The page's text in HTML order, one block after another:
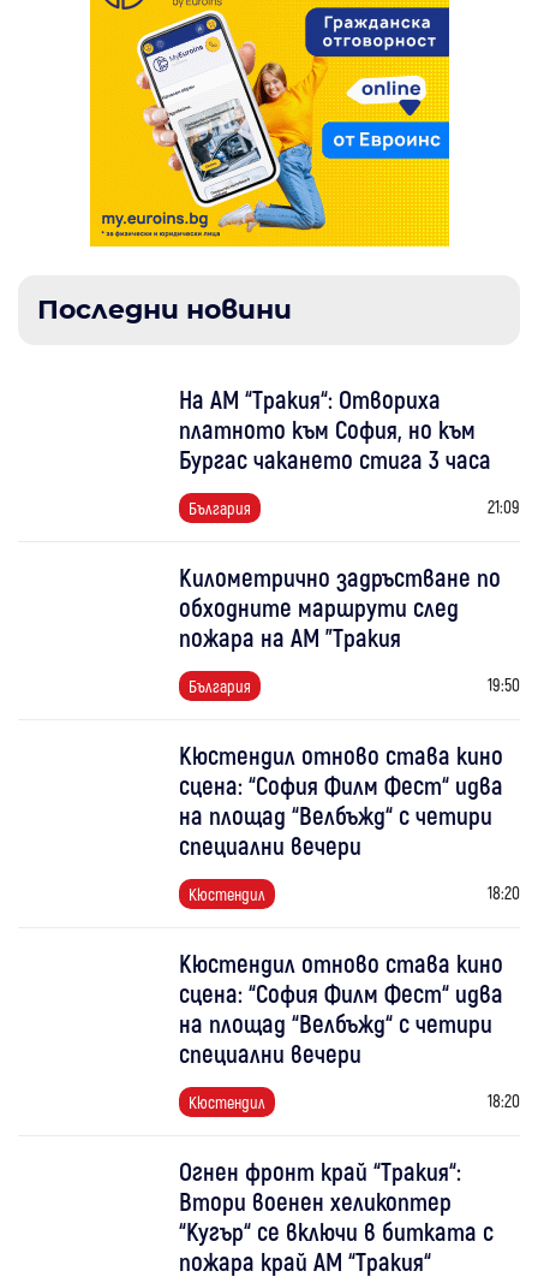
Последни новини
На АМ “Тракия“: Отвориха
платното към София, но към
Бургас чакането стига 3 часа
България 21:09
Километрично задръстване по
обходните маршрути след
пожара на АМ "Тракия
България 19:50
Кюстендил отново става кино
сцена: “София Филм Фест“ идва
на площад “Велбъжд“ с четири
специални вечери
Кюстендил 18:20
Кюстендил отново става кино
сцена: “София Филм Фест“ идва
на площад “Велбъжд“ с четири
специални вечери
Кюстендил 18:20
Огнен фронт край “Тракия“:
Втори военен хеликоптер
“Кугър“ се включи в битката с
пожара край АМ “Тракия“